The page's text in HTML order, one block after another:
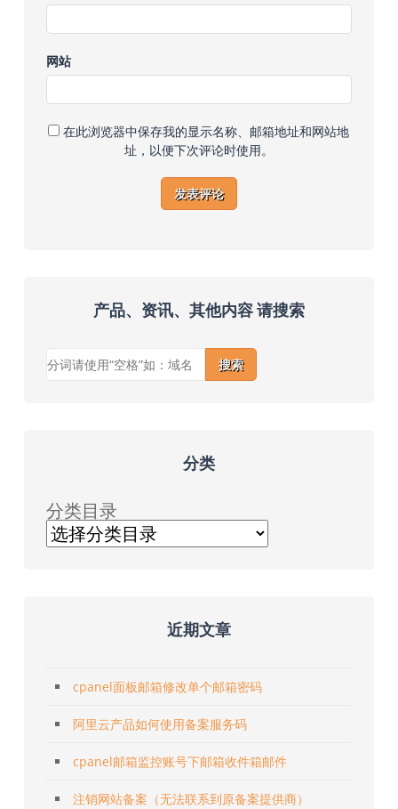
网站
在此浏览器中保存我的显示名称、邮箱地址和网站地
址，以便下次评论时使用。
产品、资讯、其他内容 请搜索
搜索
分类
分类目录
近期文章
cpanel面板邮箱修改单个邮箱密码
阿里云产品如何使用备案服务码
cpanel邮箱监控账号下邮箱收件箱邮件
注销网站备案（无法联系到原备案提供商）